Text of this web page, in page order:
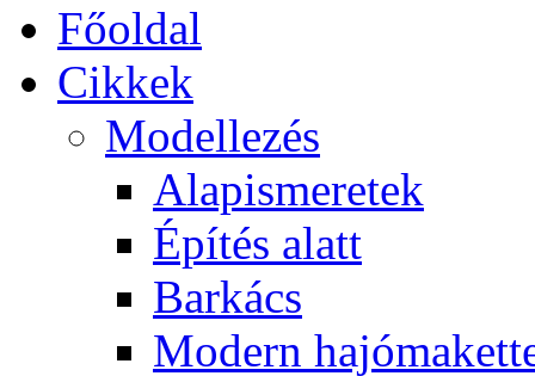
Főoldal
Cikkek
Modellezés
Alapismeretek
Építés alatt
Barkács
Modern